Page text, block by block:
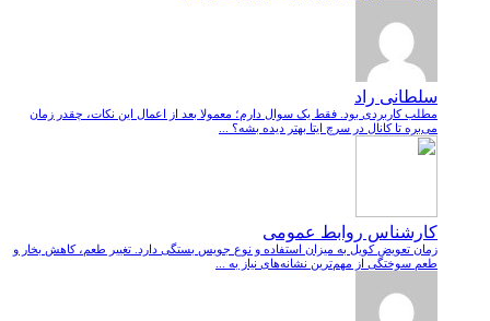
سلطانی راد
مطلب کاربردی بود. فقط یک سوال دارم؛ معمولا بعد از اعمال این نکات، چقدر زمان
می‌بره تا کانال در سرچ ایتا بهتر دیده بشه؟ ...
کارشناس روابط عمومی
زمان تعویض کویل به میزان استفاده و نوع جویس بستگی دارد. تغییر طعم، کاهش بخار و
طعم سوختگی از مهم‌ترین نشانه‌های نیاز به ...